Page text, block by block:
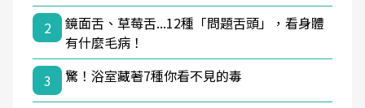
2
鏡面舌、草莓舌...12種「問題舌頭」，看身體
有什麼毛病！
3
驚！浴室藏著7種你看不見的毒